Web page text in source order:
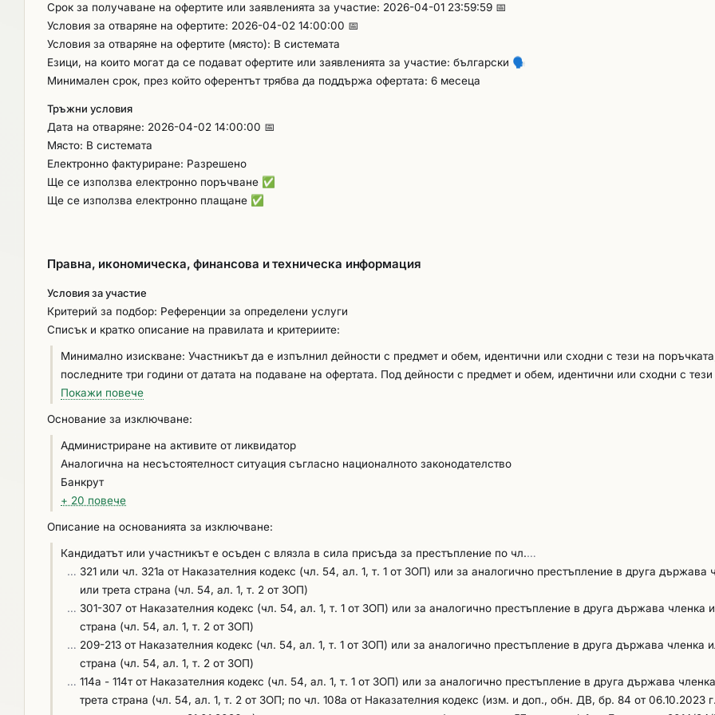
Срок за получаване на офертите или заявленията за участие: 2026-04-01 23:59:59 📅
Условия за отваряне на офертите: 2026-04-02 14:00:00 📅
Условия за отваряне на офертите (място): В системата
Езици, на които могат да се подават офертите или заявленията за участие: български 🗣️
Минимален срок, през който оферентът трябва да поддържа офертата: 6 месеца
Тръжни условия
Дата на отваряне: 2026-04-02 14:00:00 📅
Място: В системата
Електронно фактуриране: Разрешено
Ще се използва електронно поръчване ✅
Ще се използва електронно плащане ✅
Правна, икономическа, финансова и техническа информация
Условия за участие
Критерий за подбор: Референции за определени услуги
Списък и кратко описание на правилата и критериите:
Минимално изискване: Участникът да е изпълнил дейности с предмет и обем, идентични или сходни с тези на
последните три години от датата на подаване на офертата. Под дейности с предмет и обем, идентични или сходни с
поръчката, следва да се разбира: услуга, свързана със залесяване на горски култури с обща площ минимум 50 дка.
Списък по чл.64, ал.1, т.2 от ЗОП – по образец №3 на услугите, които са идентични или сходни с предмета на
поръчка, с посочване на стойностите, датите и получателите, заедно с документи, които доказват извършената услуга.
Покажи повече
Основание за изключване:
Администриране на активите от ликвидатор
Аналогична на несъстоятелност ситуация съгласно националното законодателство
Банкрут
+ 20 повече
Описание на основанията за изключване:
Кандидатът или участникът е осъден с влязла в сила присъда за престъпление по чл.…
… 321 или чл. 321а от Наказателния кодекс (чл. 54, ал. 1, т. 1 от ЗОП) или за аналогично престъпление в друга държава
или трета страна (чл. 54, ал. 1, т. 2 от ЗОП)
… 301-307 от Наказателния кодекс (чл. 54, ал. 1, т. 1 от ЗОП) или за аналогично престъпление в друга държава членка
страна (чл. 54, ал. 1, т. 2 от ЗОП)
… 209-213 от Наказателния кодекс (чл. 54, ал. 1, т. 1 от ЗОП) или за аналогично престъпление в друга държава членка
страна (чл. 54, ал. 1, т. 2 от ЗОП)
… 114а - 114т от Наказателния кодекс (чл. 54, ал. 1, т. 1 от ЗОП) или за аналогично престъпление в друга държава
трета страна (чл. 54, ал. 1, т. 2 от ЗОП; по чл. 108а от Наказателния кодекс (изм. и доп., обн. ДВ, бр. 84 от 06.10.2023